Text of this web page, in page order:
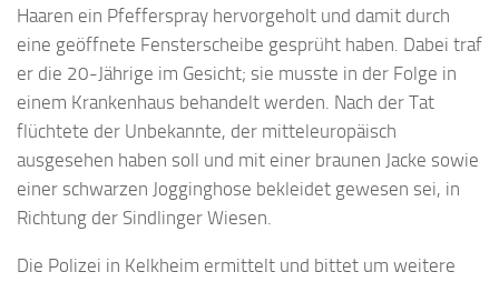
Haaren ein Pfefferspray hervorgeholt und damit durch
eine geöffnete Fensterscheibe gesprüht haben. Dabei traf
er die 20-Jährige im Gesicht; sie musste in der Folge in
einem Krankenhaus behandelt werden. Nach der Tat
flüchtete der Unbekannte, der mitteleuropäisch
ausgesehen haben soll und mit einer braunen Jacke sowie
einer schwarzen Jogginghose bekleidet gewesen sei, in
Richtung der Sindlinger Wiesen.
Die Polizei in Kelkheim ermittelt und bittet um weitere